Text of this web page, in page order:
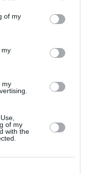
of my
my
my
of my
with the
στις δύσκολες